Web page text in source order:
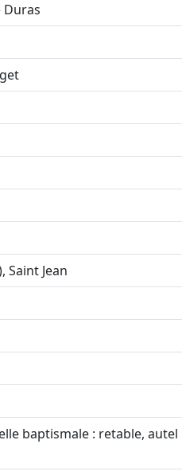
Duras
Saint Jean
baptismale : retable,